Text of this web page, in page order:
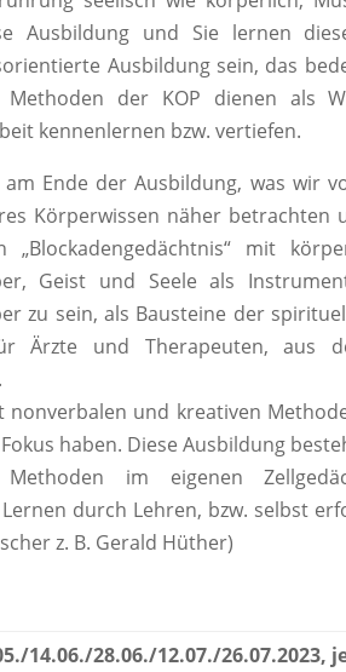
Ausbildung und Sie lernen
Ausbildung sein, das
der KOP dienen als
kennenlernen bzw. vertiefen.
Ende der Ausbildung, was wir
Körperwissen näher betrachten
mit
Geist und Seele als
zu sein, als Bausteine der
Ärzte und Therapeuten, aus
und kreativen
haben. Diese Ausbildung
im eigenen
durch Lehren, bzw. selbst
z. B. Gerald Hüther)
14.06./28.06./12.07./26.07.2023,